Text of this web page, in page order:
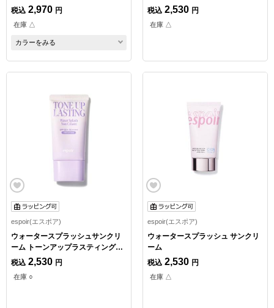
税込 2,970 円
在庫 △
カラーをみる
税込 2,530 円
在庫 △
espoir(エスポア)
ウォータースプラッシュサンクリ
ーム トーンアップラスティング
50ml
税込 2,530 円
在庫 ○
espoir(エスポア)
ウォータースプラッシュ サンクリ
ーム
税込 2,530 円
在庫 △